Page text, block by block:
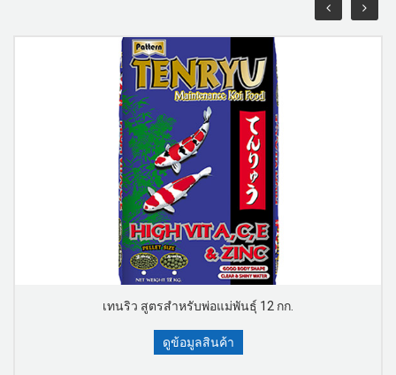
เทนริว สูตรสำหรับพ่อแม่พันธุ์ 12 กก.
ดูข้อมูลสินค้า